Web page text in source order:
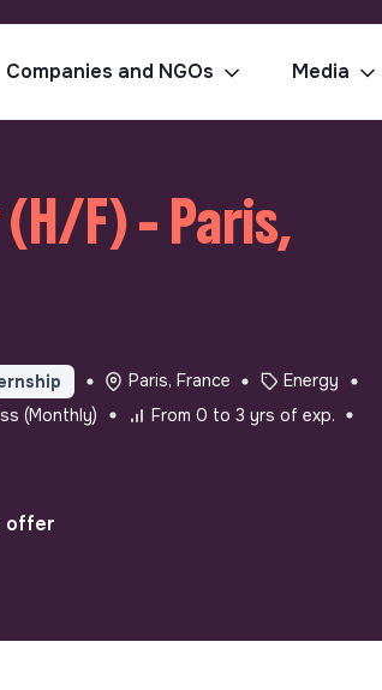
Companies and NGOs Media
F) - Paris,
Paris, France
Energy
(Monthly)
From 0 to 3 yrs of exp.
offer